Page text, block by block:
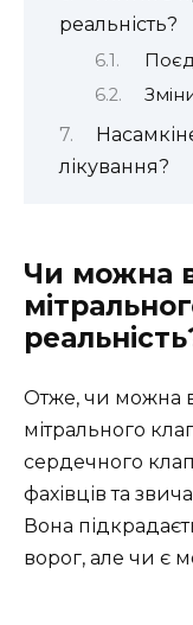
реальність?
лікування?
Чи можна
Отже, чи можна
мітрального
сердечного
фахівців та
Вона
ворог, але чи є